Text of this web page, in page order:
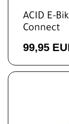
ACID E-
Connect
99,95